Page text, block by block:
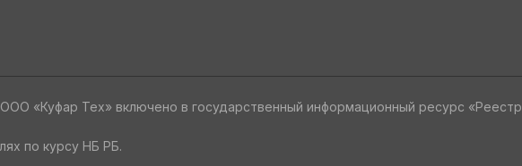
«Куфар Тех» включено в государственный информационный ресурс «Реестр
по курсу НБ РБ.